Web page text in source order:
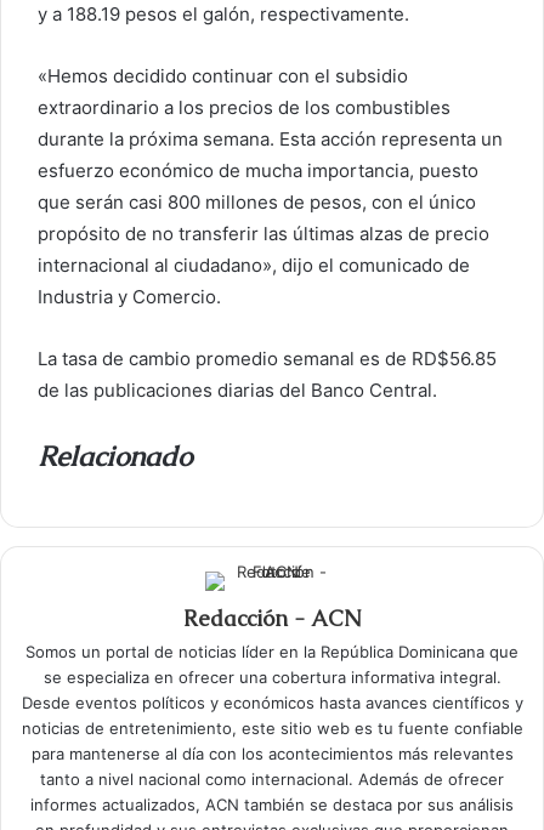
y a 188.19 pesos el galón, respectivamente.
«Hemos decidido continuar con el subsidio
extraordinario a los precios de los combustibles
durante la próxima semana. Esta acción representa un
esfuerzo económico de mucha importancia, puesto
que serán casi 800 millones de pesos, con el único
propósito de no transferir las últimas alzas de precio
internacional al ciudadano», dijo el comunicado de
Industria y Comercio.
La tasa de cambio promedio semanal es de RD$56.85
de las publicaciones diarias del Banco Central.
Relacionado
Redacción - ACN
Somos un portal de noticias líder en la República Dominicana que
se especializa en ofrecer una cobertura informativa integral.
Desde eventos políticos y económicos hasta avances científicos y
noticias de entretenimiento, este sitio web es tu fuente confiable
para mantenerse al día con los acontecimientos más relevantes
tanto a nivel nacional como internacional. Además de ofrecer
informes actualizados, ACN también se destaca por sus análisis